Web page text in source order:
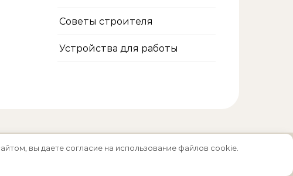
Советы строителя
Устройства для работы
вы даете согласие на использование файлов cookie.